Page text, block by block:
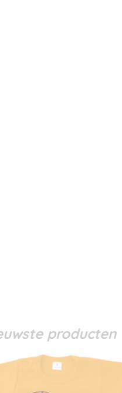
producten